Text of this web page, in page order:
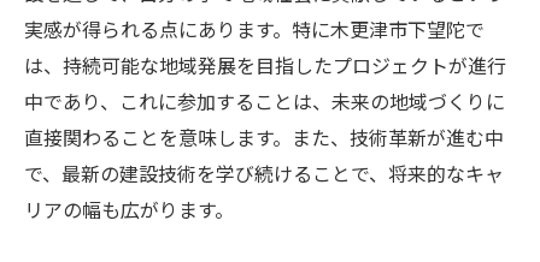
実感が得られる点にあります。特に木更津市下望陀で
は、持続可能な地域発展を目指したプロジェクトが進行
中であり、これに参加することは、未来の地域づくりに
直接関わることを意味します。また、技術革新が進む中
で、最新の建設技術を学び続けることで、将来的なキャ
リアの幅も広がります。